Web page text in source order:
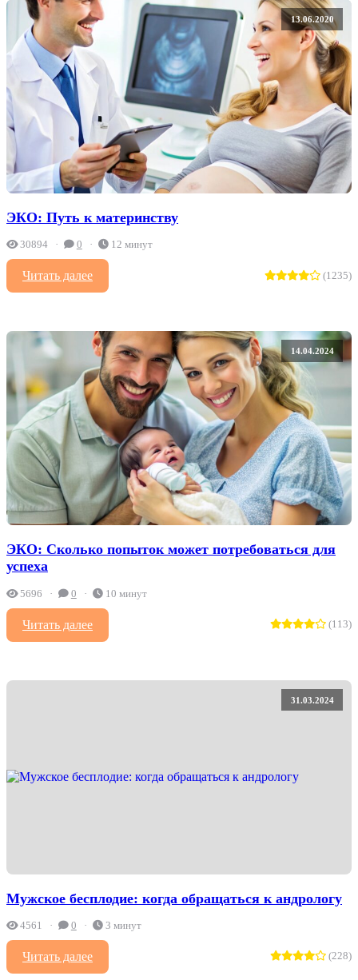
13.06.2020
ЭКО: Путь к материнству
30894 0 12 минут
Читать далее (1235)
14.04.2024
ЭКО: Сколько попыток может потребоваться для
успеха
5696 0 10 минут
Читать далее (113)
31.03.2024
Мужское бесплодие: когда обращаться к андрологу
4561 0 3 минут
Читать далее (228)